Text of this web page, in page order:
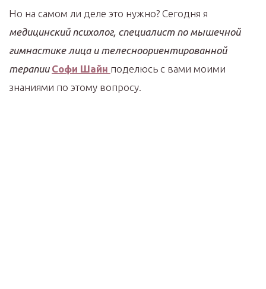
Но на самом ли деле это нужно? Сегодня я
медицинский психолог, специалист по мышечной
гимнастике лица и телесноориентированной
терапии Софи Шайн поделюсь с вами моими
знаниями по этому вопросу.